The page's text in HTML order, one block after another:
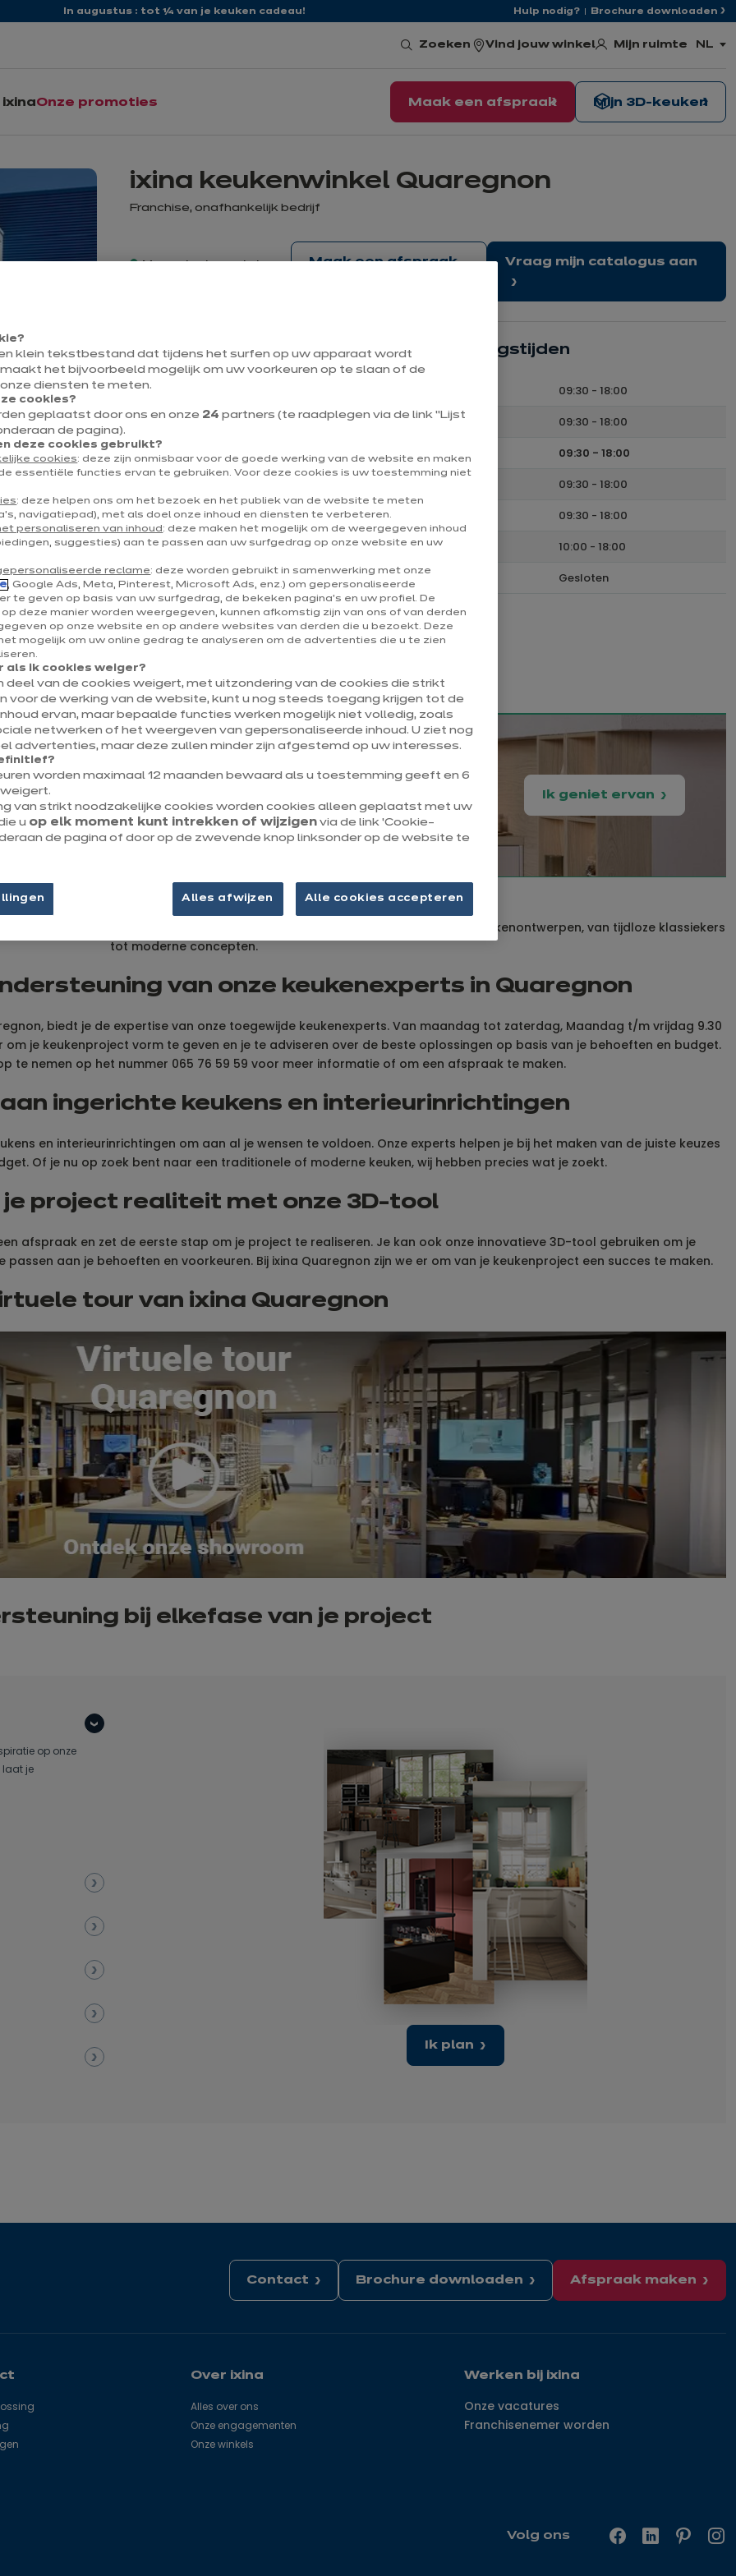
In augustus : tot ¼ van je keuken cadeau! Hulp nodig? Brochure downloaden
Zoeken Vind jouw winkel Mijn ruimte NL
,
taal
ixinaOnze promoties Mijn 3D-keuken
Maak een afspraak
ixina keukenwinkel Quaregnon
Franchise, onafhankelijk bedrijf
Momenteel open tot
Maak een afspraak Vraag mijn catalogus aan
Contact
Route de Mons 188
quaregnon@ixina.com
Onze openingstijden
09:30 - 18:00
Dinsdag
09:30 - 18:00
Woensdag
09:30 - 18:00
09:30 - 18:00
09:30 - 18:00
Zaterdag
10:00 - 18:00
Zondag
Gesloten
Tot 1/4 van je keulen​
cadeau
Ik geniet ervan
van Henegouwen. In onze gezellige winkel bieden wij je een breed scala aan keukenontwerpen, van tijdloze klassiekers
tot moderne concepten.
van onze keukenexperts in Quaregnon
biedt je de expertise van onze toegewijde keukenexperts. Van maandag tot zaterdag, Maandag t/m vrijdag 9.30
om je keukenproject vorm te geven en je te adviseren over de beste oplossingen op basis van je behoeften en budget.
te nemen op het nummer 065 76 59 59 voor meer informatie of om een afspraak te maken.
ingerichte keukens en interieurinrichtingen
en interieurinrichtingen om aan al je wensen te voldoen. Onze experts helpen je bij het maken van de juiste keuzes
Of je nu op zoek bent naar een traditionele of moderne keuken, wij hebben precies wat je zoekt.
je project realiteit met onze 3D-tool
afspraak en zet de eerste stap om je project te realiseren. Je kan ook onze innovatieve 3D-tool gebruiken om je
aan je behoeften en voorkeuren. Bij ixina Quaregnon zijn we er om van je keukenproject een succes te maken.
tour van ixina Quaregnon
bij elkefase van je project
op onze
laat je
Ik plan
Contact Brochure downloaden Afspraak maken
Over ixina
Alles over ons
Onze engagementen
Onze winkels
Werken bij ixina
Onze vacatures
Franchisenemer worden
Volg ons
FacebookLinkedInPinterest
klein tekstbestand dat tijdens het surfen op uw apparaat wordt
het bijvoorbeeld mogelijk om uw voorkeuren op te slaan of de
diensten te meten.
cookies?
geplaatst door ons en onze 24 partners (te raadplegen via de link “Lijst
de pagina).
deze cookies gebruikt?
cookies: deze zijn onmisbaar voor de goede werking van de website en maken
essentiële functies ervan te gebruiken. Voor deze cookies is uw toestemming niet
: deze helpen ons om het bezoek en het publiek van de website te meten
navigatiepad), met als doel onze inhoud en diensten te verbeteren.
personaliseren van inhoud : deze maken het mogelijk om de weergegeven inhoud
suggesties) aan te passen aan uw surfgedrag op onze website en uw
reclame: deze worden gebruikt in samenwerking met onze
, Google Ads, Meta, Pinterest, Microsoft Ads, enz.) om gepersonaliseerde
te geven op basis van uw surfgedrag, de bekeken pagina's en uw profiel. De
deze manier worden weergegeven, kunnen afkomstig zijn van ons of van derden
op onze website en op andere websites van derden die u bezoekt. Deze
mogelijk om uw online gedrag te analyseren om de advertenties die u te zien
als ik cookies weiger?
deel van de cookies weigert, met uitzondering van de cookies die strikt
voor de werking van de website, kunt u nog steeds toegang krijgen tot de
ervan, maar bepaalde functies werken mogelijk niet volledig, zoals
netwerken of het weergeven van gepersonaliseerde inhoud. U ziet nog
advertenties, maar deze zullen minder zijn afgestemd op uw interesses.
worden maximaal 12 maanden bewaard als u toestemming geeft en 6
van strikt noodzakelijke cookies worden cookies alleen geplaatst met uw
u op elk moment kunt intrekken of wijzigen via de link ‘Cookie-
de pagina of door op de zwevende knop linksonder op de website te
Alles afwijzen Alle cookies accepteren